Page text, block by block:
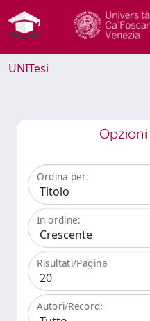
UNITesi
Opzioni
Ordina per:
In ordine:
Risultati/Pagina
Autori/Record: